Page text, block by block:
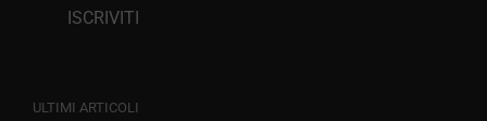
ULTIMI ARTICOLI